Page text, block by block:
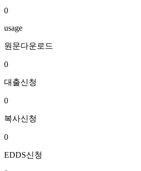
0
usage
원문다운로드
0
대출신청
0
복사신청
0
EDDS신청